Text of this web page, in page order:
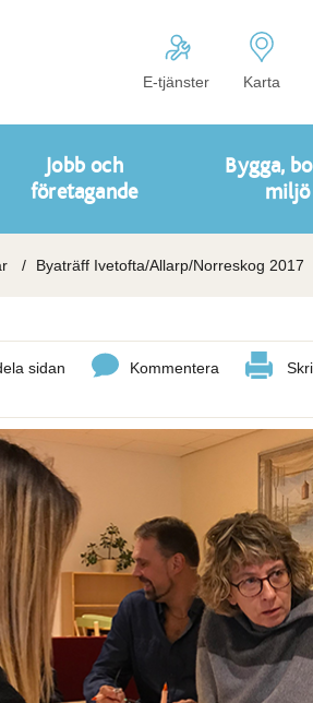
E-tjänster Karta
Jobb och
företagande
Bygga,
miljö
Byaträff Ivetofta/Allarp/Norreskog 2017
sidan Kommentera